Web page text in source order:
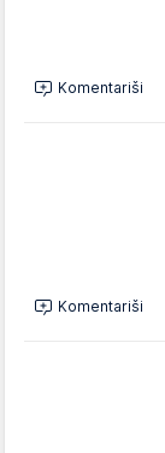
Komentariši
Komentariši